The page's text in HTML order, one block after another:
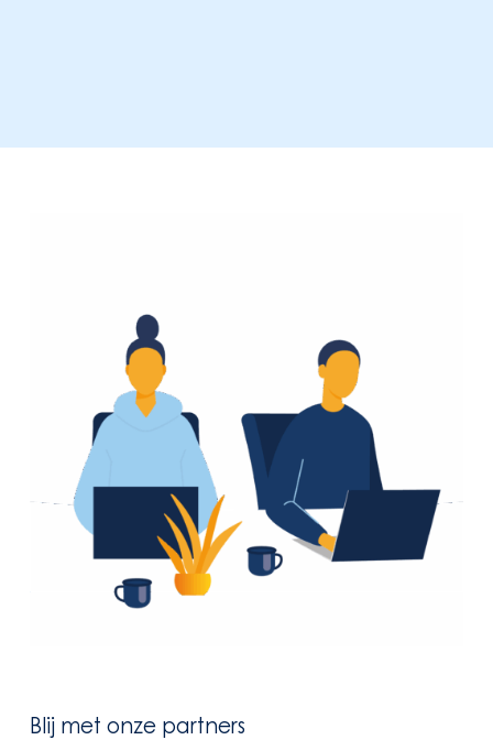
Blij met onze partners